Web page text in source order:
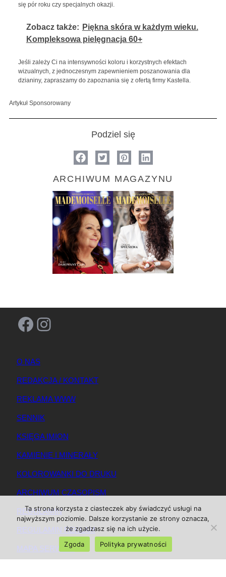
się pór roku czy specjalnych okazji.
Zobacz także: Piękna skóra w każdym wieku.
Kompleksowa pielęgnacja 60+
Jeśli zależy Ci na intensywności koloru i korzystnych efektach
wizualnych, z jednoczesnym zapewnieniem poszanowania dla
dzianiny, zapraszamy do zapoznania się z ofertą firmy Kastella.
Artykuł Sponsorowany
Podziel się
ARCHIWUM MAGAZYNU
Facebook Instagram
O NAS
REDAKCJA / KONTAKT
REKLAMA WWW
SENNIK
KSIĘGA IMION
KAMIENIE I MINERAŁY
KOLOROWANKI DO DRUKU
ARCHIWUM CZASOPISM
REGULAMIN
REGULAMIN REKLAM
MAPA SERWISU
Ta strona korzysta z ciasteczek aby świadczyć usługi na
najwyższym poziomie. Dalsze korzystanie ze strony oznacza,
że zgadzasz się na ich użycie.
Zgoda
Polityka prywatności